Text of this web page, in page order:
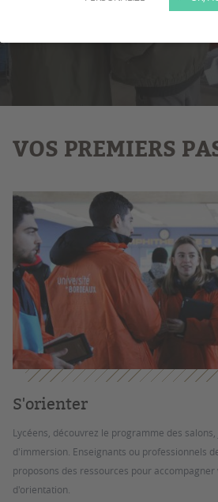
VOS PREMIERS
S'orienter
Lycéens, découvrez le programme des
d'immersion. Enseignants ou professionnels
proposons des ressources pour
d'orientation.